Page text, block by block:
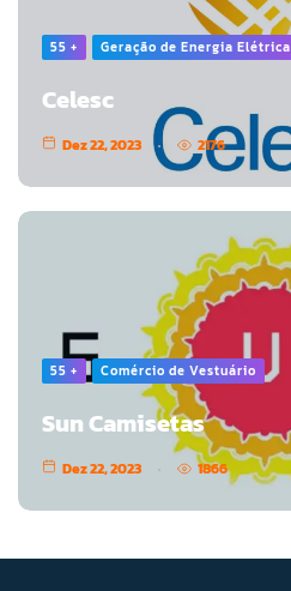
55 + Geração de Energia Elétrica
Celesc
Dez 22, 2023 2176
55 + Comércio de Vestuário
Sun Camisetas
Dez 22, 2023 1866